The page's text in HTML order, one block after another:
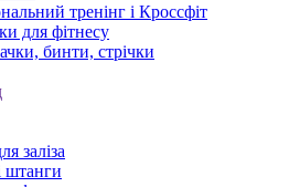
тренінг і Кроссфіт
для фітнесу
бинти, стрічки
заліза
штанги